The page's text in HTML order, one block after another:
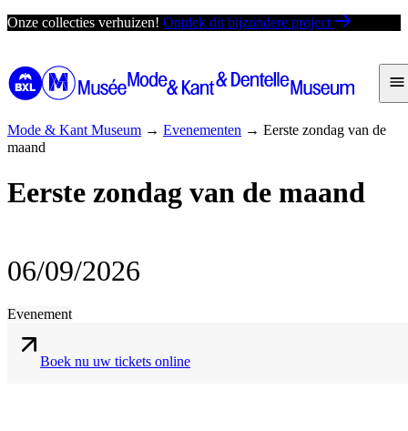
Ga
de
inhoud
Onze collecties verhuizen! Ontdek dit bijzondere project
Mode & Kant Museum → Evenementen → Eerste zondag van de
maand
Eerste zondag van de maand
06/09/2026
Evenement
Boek nu uw tickets online